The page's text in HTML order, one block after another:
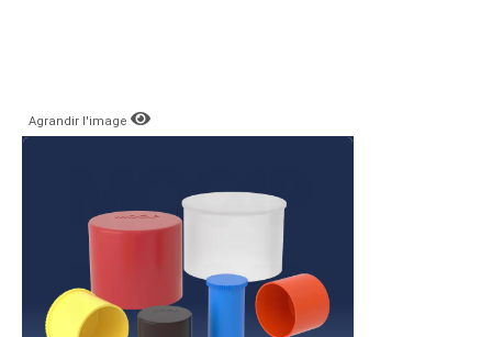
Agrandir l'image